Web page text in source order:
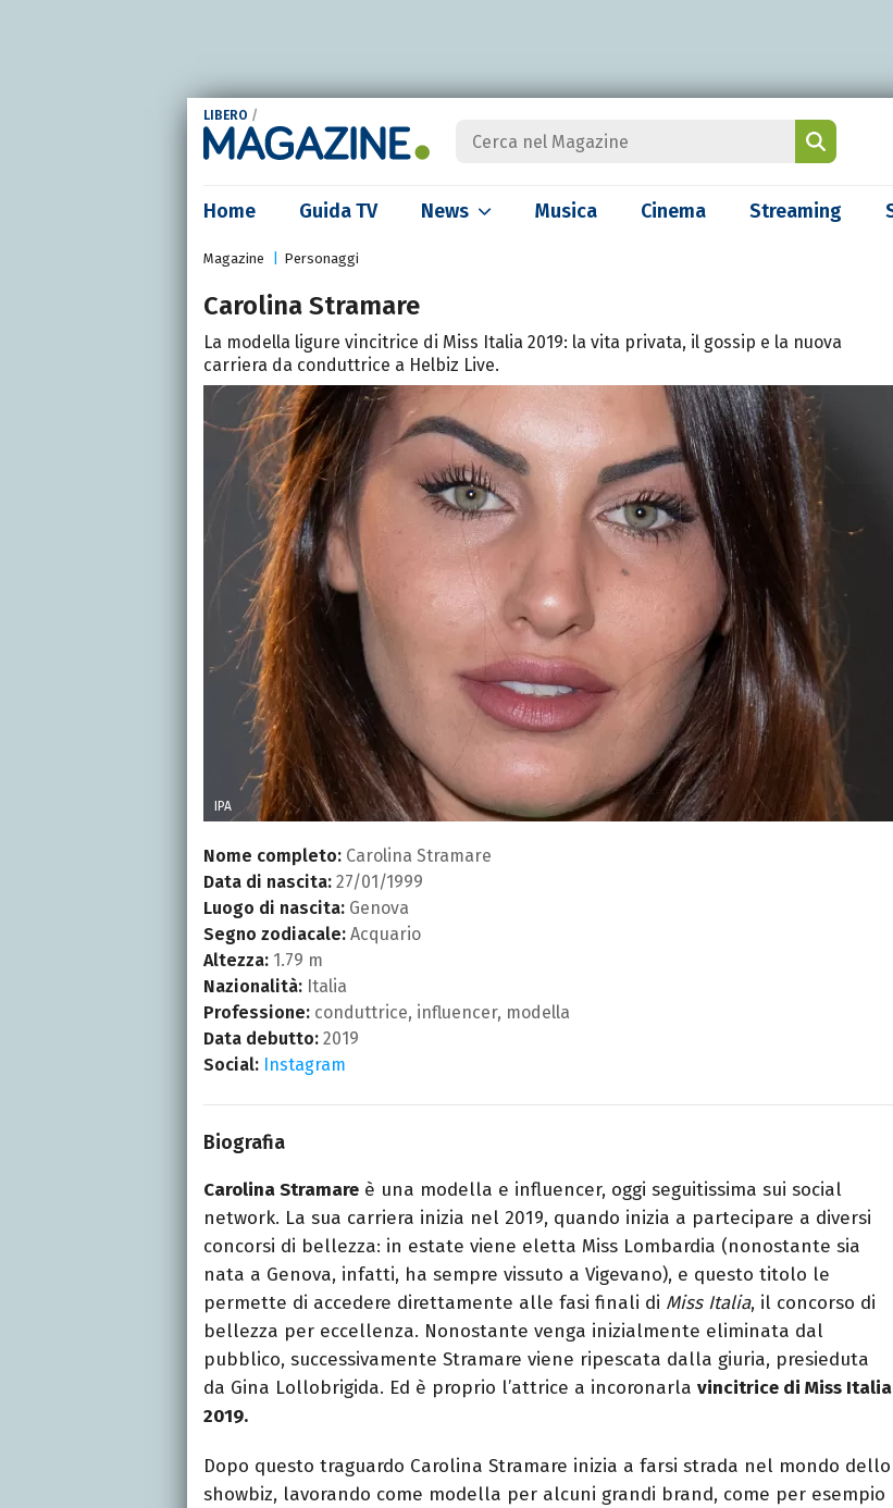
LIBERO /
Home Guida TV News Musica Cinema Streaming
Magazine Personaggi
Carolina Stramare
La modella ligure vincitrice di Miss Italia 2019: la vita privata, il gossip e la nuova
carriera da conduttrice a Helbiz Live.
IPA
Nome completo: Carolina Stramare
Data di nascita: 27/01/1999
Luogo di nascita: Genova
Segno zodiacale: Acquario
Altezza: 1.79 m
Nazionalità: Italia
Professione: conduttrice, influencer, modella
Data debutto: 2019
Social: Instagram
Biografia
Carolina Stramare è una modella e influencer, oggi seguitissima sui social
network. La sua carriera inizia nel 2019, quando inizia a partecipare a diversi
concorsi di bellezza: in estate viene eletta Miss Lombardia (nonostante sia
nata a Genova, infatti, ha sempre vissuto a Vigevano), e questo titolo le
permette di accedere direttamente alle fasi finali di Miss Italia, il concorso di
bellezza per eccellenza. Nonostante venga inizialmente eliminata dal
pubblico, successivamente Stramare viene ripescata dalla giuria, presieduta
da Gina Lollobrigida. Ed è proprio l’attrice a incoronarla vincitrice di Miss Italia
2019.
Dopo questo traguardo Carolina Stramare inizia a farsi strada nel mondo dello
showbiz, lavorando come modella per alcuni grandi brand, come per esempio